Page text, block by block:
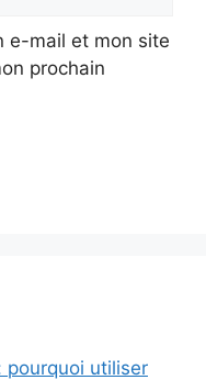
e-mail et mon site
prochain
pourquoi utiliser